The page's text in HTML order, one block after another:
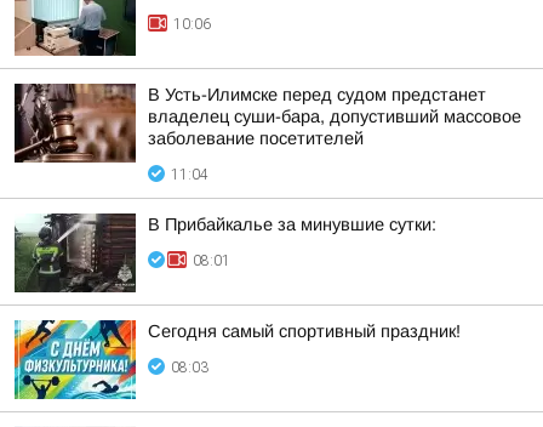
10:06
В Усть-Илимске перед судом предстанет
владелец суши-бара, допустивший массовое
заболевание посетителей
11:04
В Прибайкалье за минувшие сутки:
08:01
Сегодня самый спортивный праздник!
08:03